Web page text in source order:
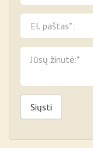
Siųsti